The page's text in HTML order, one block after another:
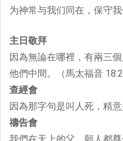
为神常与我们同在，保守我
主日敬拜
因為無論在哪裡，有兩三
他們中間。（馬太福音
查經會
因為那字句是叫人死，精
禱告會